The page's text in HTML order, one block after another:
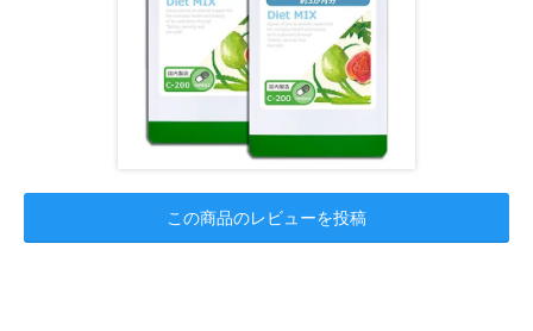
この商品のレビューを投稿